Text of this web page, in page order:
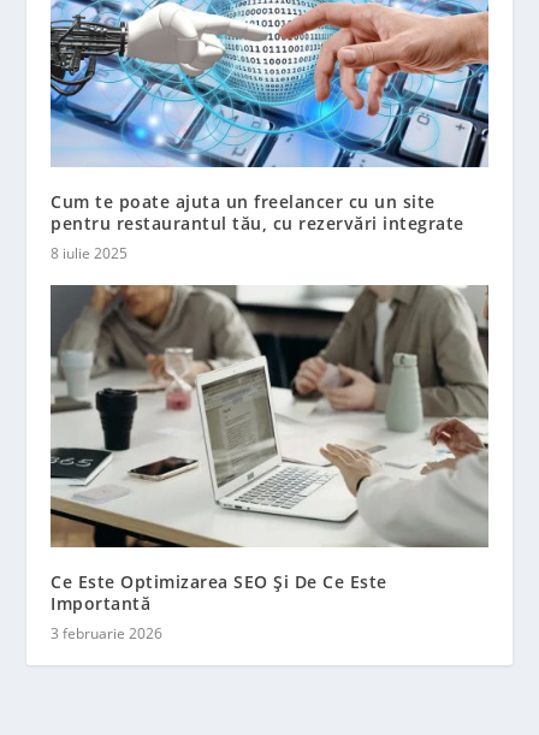
Cum te poate ajuta un freelancer cu un site
pentru restaurantul tău, cu rezervări integrate
8 iulie 2025
Ce Este Optimizarea SEO Și De Ce Este
Importantă
3 februarie 2026